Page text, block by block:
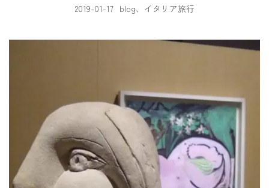
2019-01-17 blog、 イタリア旅行